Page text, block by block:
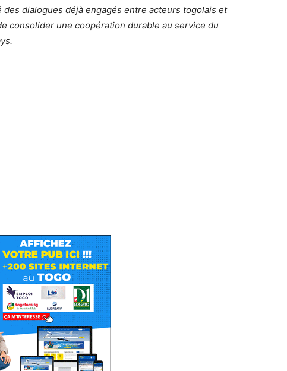
dialogues déjà engagés entre acteurs togolais et
consolider une coopération durable au service du